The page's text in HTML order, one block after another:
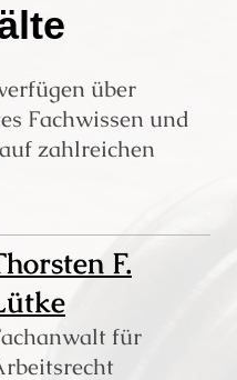
über
Fachwissen und
zahlreichen
F.
für